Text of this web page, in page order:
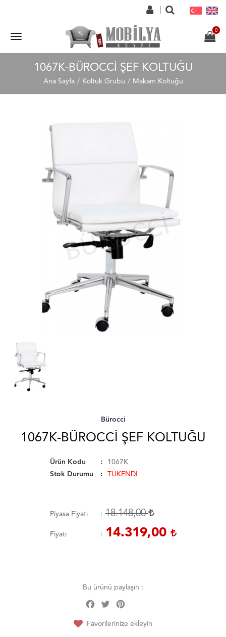
1067K-BÜROCCI ŞEF KOLTUĞU
Ana Sayfa Koltuk Grubu Makam Koltuğu
Bürocci
1067K-BÜROCCI ŞEF KOLTUĞU
Ürün Kodu
1067K
Stok Durumu
TÜKENDİ
Piyasa Fiyatı 18.148,00
Fiyatı 14.319,00
Bu ürünü paylaşın :
Facebook
Twitter
Favorilerinize ekleyin